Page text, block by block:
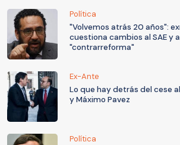
Política
"Volvemos atrás 20 años":
cuestiona cambios al SAE y
"contrarreforma"
Ex-Ante
Lo que hay detrás del cese
y Máximo Pavez
Política